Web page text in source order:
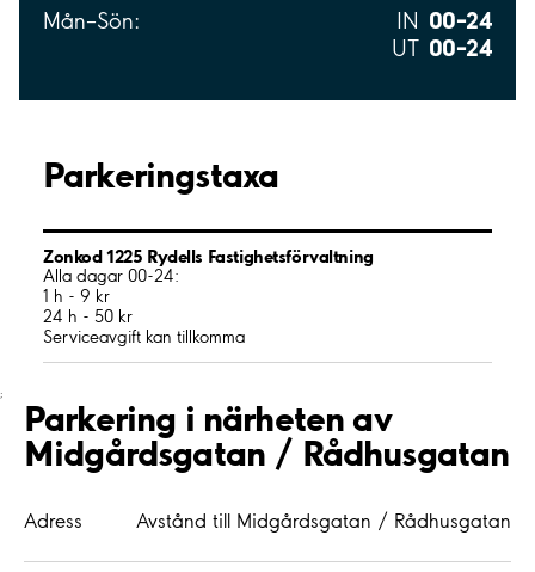
Mån–Sön: IN 00–24
UT 00–24
Parkeringstaxa
Zonkod 1225 Rydells Fastighetsförvaltning
Alla dagar 00-24:
1 h - 9 kr
24 h - 50 kr
Serviceavgift kan tillkomma
;
Parkering i närheten av
Midgårdsgatan / Rådhusgatan
Adress Avstånd till Midgårdsgatan / Rådhusgatan